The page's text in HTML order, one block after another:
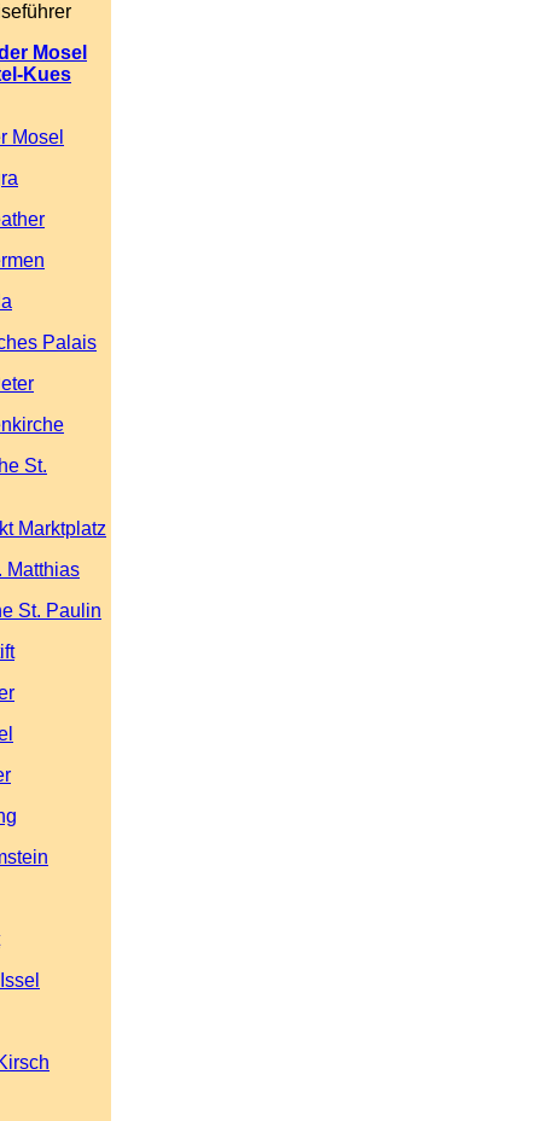
Mosel
Kues
Mosel
Palais
St.
Marktplatz
Matthias
St. Paulin